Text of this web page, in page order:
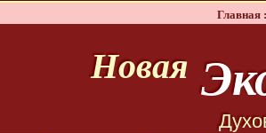
Главная
Новая